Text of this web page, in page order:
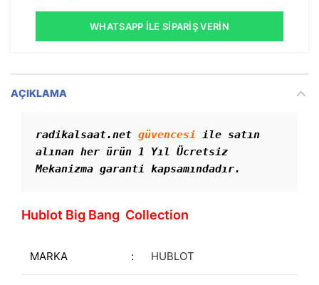
WHATSAPP İLE SIPARIŞ VERIN
AÇIKLAMA
radikalsaat.net güvencesi ile satın
alınan her ürün 1 Yıl Ücretsiz
Mekanizma garanti kapsamındadır.
Hublot Big Bang Collection
MARKA : HUBLOT